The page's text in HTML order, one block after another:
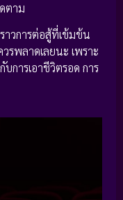
ตาม
าวการต่อสู้ที่เข้มข้น
รพลาดเลยนะ เพราะ
การเอาชีวิตรอด การ